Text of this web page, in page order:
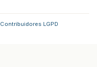
Contribuidores LGPD